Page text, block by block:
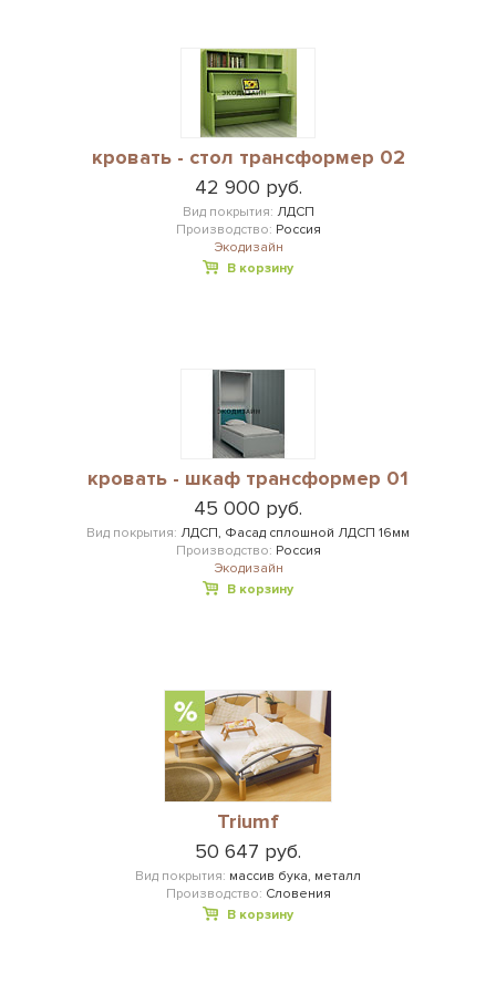
кровать - стол трансформер 02
42 900 руб.
Вид покрытия: ЛДСП
Производство: Россия
Экодизайн
В корзину
кровать - шкаф трансформер 01
45 000 руб.
Вид покрытия: ЛДСП, Фасад сплошной ЛДСП 16мм
Производство: Россия
Экодизайн
В корзину
Triumf
50 647 руб.
Вид покрытия: массив бука, металл
Производство: Словения
В корзину